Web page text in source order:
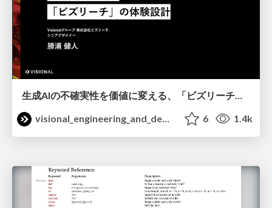
生成AIの不確実性を価値に変える、「ビズリーチ」の体験設計 / KNOTS2026
visional_engineering_and_design
6 1.4k